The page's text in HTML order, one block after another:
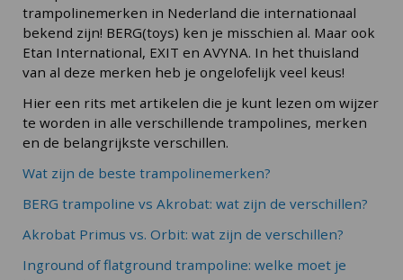
trampolinemerken in Nederland die internationaal
bekend zijn! BERG(toys) ken je misschien al. Maar ook
Etan International, EXIT en AVYNA. In het thuisland
van al deze merken heb je ongelofelijk veel keus!
Hier een rits met artikelen die je kunt lezen om wijzer
te worden in alle verschillende trampolines, merken
en de belangrijkste verschillen.
Wat zijn de beste trampolinemerken?
BERG trampoline vs Akrobat: wat zijn de verschillen?
Akrobat Primus vs. Orbit: wat zijn de verschillen?
Inground of flatground trampoline: welke moet je